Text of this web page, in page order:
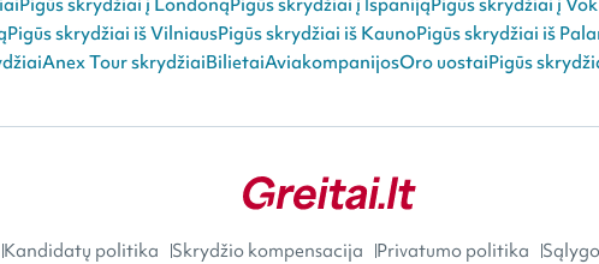
Pigūs skrydžiai į LondonąPigūs skrydžiai į IspanijąPigūs skrydžiai į
Pigūs skrydžiai iš VilniausPigūs skrydžiai iš KaunoPigūs skrydžiai iš
Anex Tour skrydžiaiBilietaiAviakompanijosOro uostaiPigūs
Kandidatų politika Skrydžio kompensacija Privatumo politika